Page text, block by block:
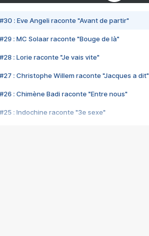
#30 : Eve Angeli raconte "Avant de partir"
#29 : MC Solaar raconte "Bouge de là"
#28 : Lorie raconte "Je vais vite"
#27 : Christophe Willem raconte "Jacques a dit"
#26 : Chimène Badi raconte "Entre nous"
#25 : Indochine raconte "3e sexe"